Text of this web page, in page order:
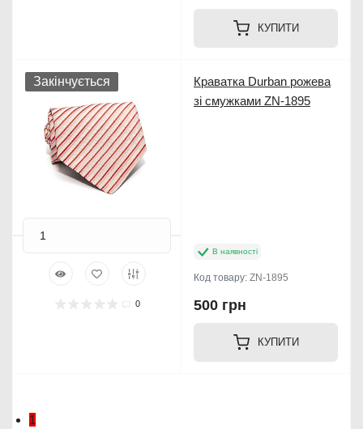
КУПИТИ
Закінчується
0
Краватка Durban рожева
зі смужками ZN-1895
В наявності
Код товару: ZN-1895
500 грн
КУПИТИ
1